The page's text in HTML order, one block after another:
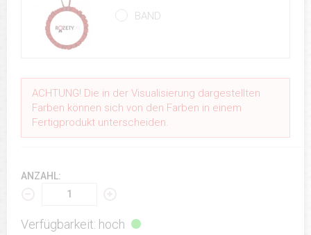
BAND
ACHTUNG! Die in der Visualisierung dargestellten
Farben können sich von den Farben in einem
Fertigprodukt unterscheiden.
ANZAHL:
Verfügbarkeit: hoch